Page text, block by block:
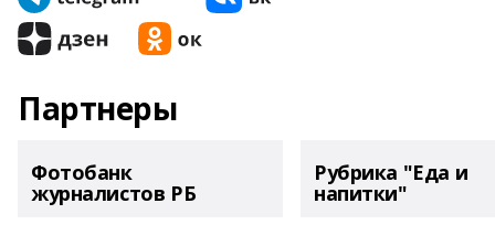
Партнеры
Фотобанк
журналистов РБ
Рубрика "Еда и
напитки"